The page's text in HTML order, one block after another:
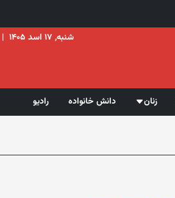
شنبه, ۱۷ اسد ۱۴۰۵ |
زنان دانش خانواده رادیو